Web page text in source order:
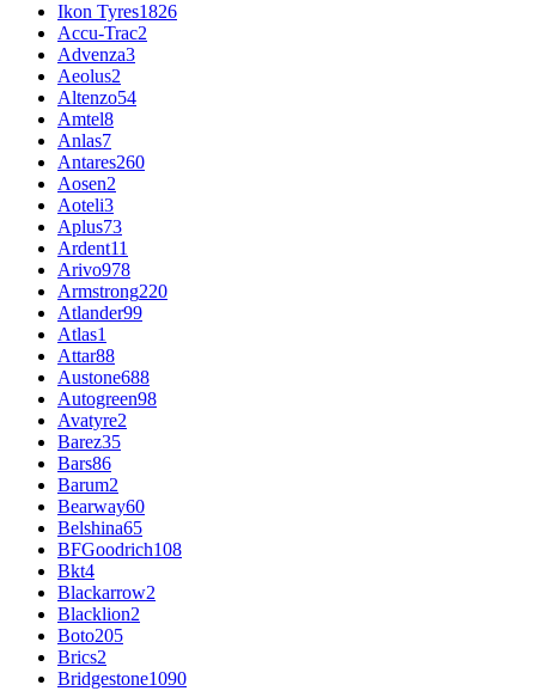
Ikon Tyres1826
Accu-Trac2
Advenza3
Aeolus2
Altenzo54
Amtel8
Anlas7
Antares260
Aosen2
Aoteli3
Aplus73
Ardent11
Arivo978
Armstrong220
Atlander99
Atlas1
Attar88
Austone688
Autogreen98
Avatyre2
Barez35
Bars86
Barum2
Bearway60
Belshina65
BFGoodrich108
Bkt4
Blackarrow2
Blacklion2
Boto205
Brics2
Bridgestone1090